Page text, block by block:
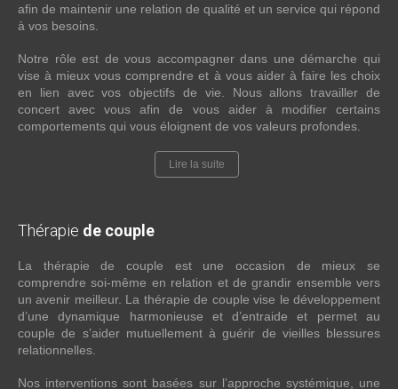
afin de maintenir une relation de qualité et un service qui répond
à vos besoins.
Notre rôle est de vous accompagner dans une démarche qui
vise à mieux vous comprendre et à vous aider à faire les choix
en lien avec vos objectifs de vie. Nous allons travailler de
concert avec vous afin de vous aider à modifier certains
comportements qui vous éloignent de vos valeurs profondes.
Lire la suite
Thérapie de couple
La thérapie de couple est une occasion de mieux se
comprendre soi-même en relation et de grandir ensemble vers
un avenir meilleur. La thérapie de couple vise le développement
d’une dynamique harmonieuse et d’entraide et permet au
couple de s’aider mutuellement à guérir de vieilles blessures
relationnelles.
Nos interventions sont basées sur l’approche systémique, une